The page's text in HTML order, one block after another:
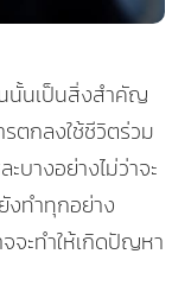
นั้นเป็นสิ่งสำคัญ
ตกลงใช้ชีวิตร่วม
บางอย่างไม่ว่าจะ
งทำทุกอย่าง
จะทำให้เกิดปัญหา